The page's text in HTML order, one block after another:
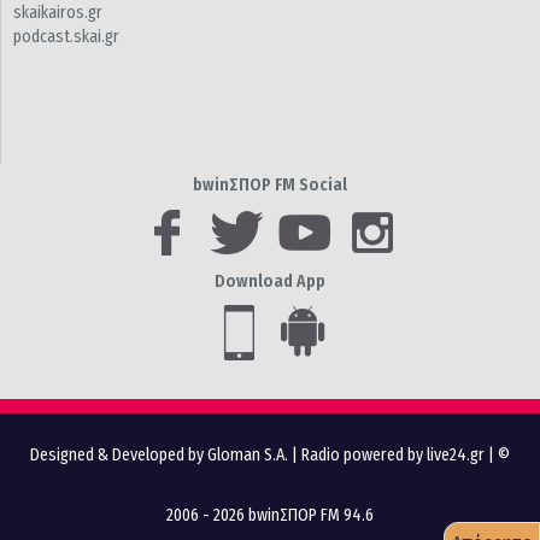
skaikairos.gr
podcast.skai.gr
bwinΣΠΟΡ FM Social
Download App
Designed & Developed by Gloman S.A. Radio powered by live24.gr | ©
2006 - 2026 bwinΣΠΟΡ FM 94.6